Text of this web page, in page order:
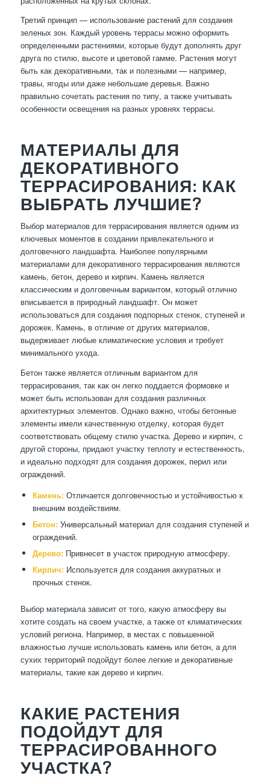
Третий принцип — использование растений для создания
зеленых зон. Каждый уровень террасы можно оформить
определенными растениями, которые будут дополнять друг
друга по стилю, высоте и цветовой гамме. Растения могут
быть как декоративными, так и полезными — например,
травы, ягоды или даже небольшие деревья. Важно
правильно сочетать растения по типу, а также учитывать
особенности освещения на разных уровнях террасы.
МАТЕРИАЛЫ ДЛЯ
ДЕКОРАТИВНОГО
ТЕРРАСИРОВАНИЯ: КАК
ВЫБРАТЬ ЛУЧШИЕ?
Выбор материалов для террасирования является одним из
ключевых моментов в создании привлекательного и
долговечного ландшафта. Наиболее популярными
материалами для декоративного террасирования являются
камень, бетон, дерево и кирпич. Камень является
классическим и долговечным вариантом, который отлично
вписывается в природный ландшафт. Он может
использоваться для создания подпорных стенок, ступеней и
дорожек. Камень, в отличие от других материалов,
выдерживает любые климатические условия и требует
минимального ухода.
Бетон также является отличным вариантом для
террасирования, так как он легко поддается формовке и
может быть использован для создания различных
архитектурных элементов. Однако важно, чтобы бетонные
элементы имели качественную отделку, которая будет
соответствовать общему стилю участка. Дерево и кирпич, с
другой стороны, придают участку теплоту и естественность,
и идеально подходят для создания дорожек, перил или
ограждений.
Камень:Отличается долговечностью и устойчивостью к
внешним воздействиям.
Бетон:Универсальный материал для создания ступеней и
ограждений.
Дерево:Привнесет в участок природную атмосферу.
Кирпич:Используется для создания аккуратных и
прочных стенок.
Выбор материала зависит от того, какую атмосферу вы
хотите создать на своем участке, а также от климатических
условий региона. Например, в местах с повышенной
влажностью лучше использовать камень или бетон, а для
сухих территорий подойдут более легкие и декоративные
материалы, такие как дерево и кирпич.
КАКИЕ РАСТЕНИЯ
ПОДОЙДУТ ДЛЯ
ТЕРРАСИРОВАННОГО
УЧАСТКА?